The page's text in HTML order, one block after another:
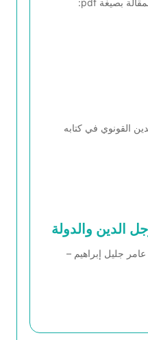
القونوي في كتابه
الدين والدولة
جليل إبراهيم –